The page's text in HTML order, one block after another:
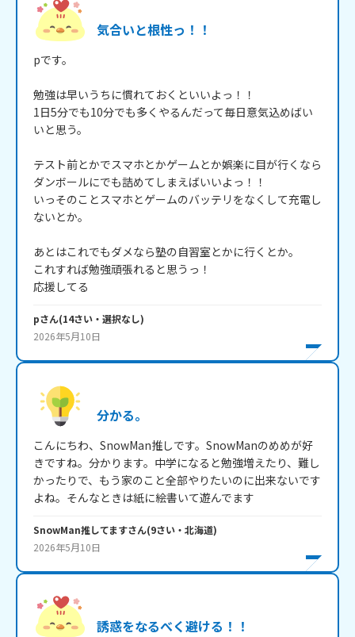
気合いと根性っ！！
pです。
勉強は早いうちに慣れておくといいよっ！！
1日5分でも10分でも多くやるんだって毎日意気込めばい
いと思う。
テスト前とかでスマホとかゲームとか娯楽に目が行くなら
ダンボールにでも詰めてしまえばいいよっ！！
いっそのことスマホとゲームのバッテリをなくして充電し
ないとか。
あとはこれでもダメなら塾の自習室とかに行くとか。
これすれば勉強頑張れると思うっ！
応援してる
pさん(14さい・ 選択なし)
2026年5月10日
分かる。
こんにちわ、SnowMan推しです。SnowManのめめが好
きですね。分かります。中学になると勉強増えたり、難し
かったりで、もう家のこと全部やりたいのに出来ないです
よね。そんなときは紙に絵書いて遊んでます
SnowMan推してますさん(9さい・ 北海道)
2026年5月10日
誘惑をなるべく避ける！！